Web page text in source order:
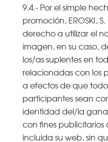
9.4.- Por el simple
promoción, EROSKI,
derecho a utilizar el
imagen, en su caso,
los/as suplentes en
relacionadas con los
a efectos de que
participantes sean
identidad del/la
con fines
incluida su web, sin